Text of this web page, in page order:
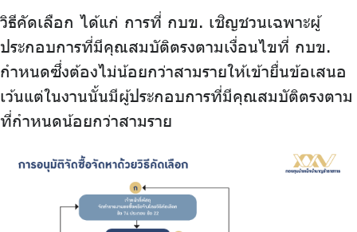
วิธีคัดเลือก ได้แก่ การที่ กบข. เชิญชวนเฉพาะผู้
ประกอบการที่มีคุณสมบัติตรงตามเงื่อนไขที่ กบข.
กำหนดซึ่งต้องไม่น้อยกว่าสามรายให้เข้ายื่นข้อเสนอ
เว้นแต่ในงานนั้นมีผู้ประกอบการที่มีคุณสมบัติตรงตาม
ที่กำหนดน้อยกว่าสามราย